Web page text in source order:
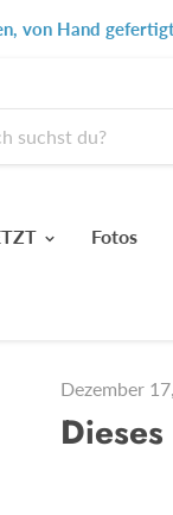
von Hand
Fotos
Dezember